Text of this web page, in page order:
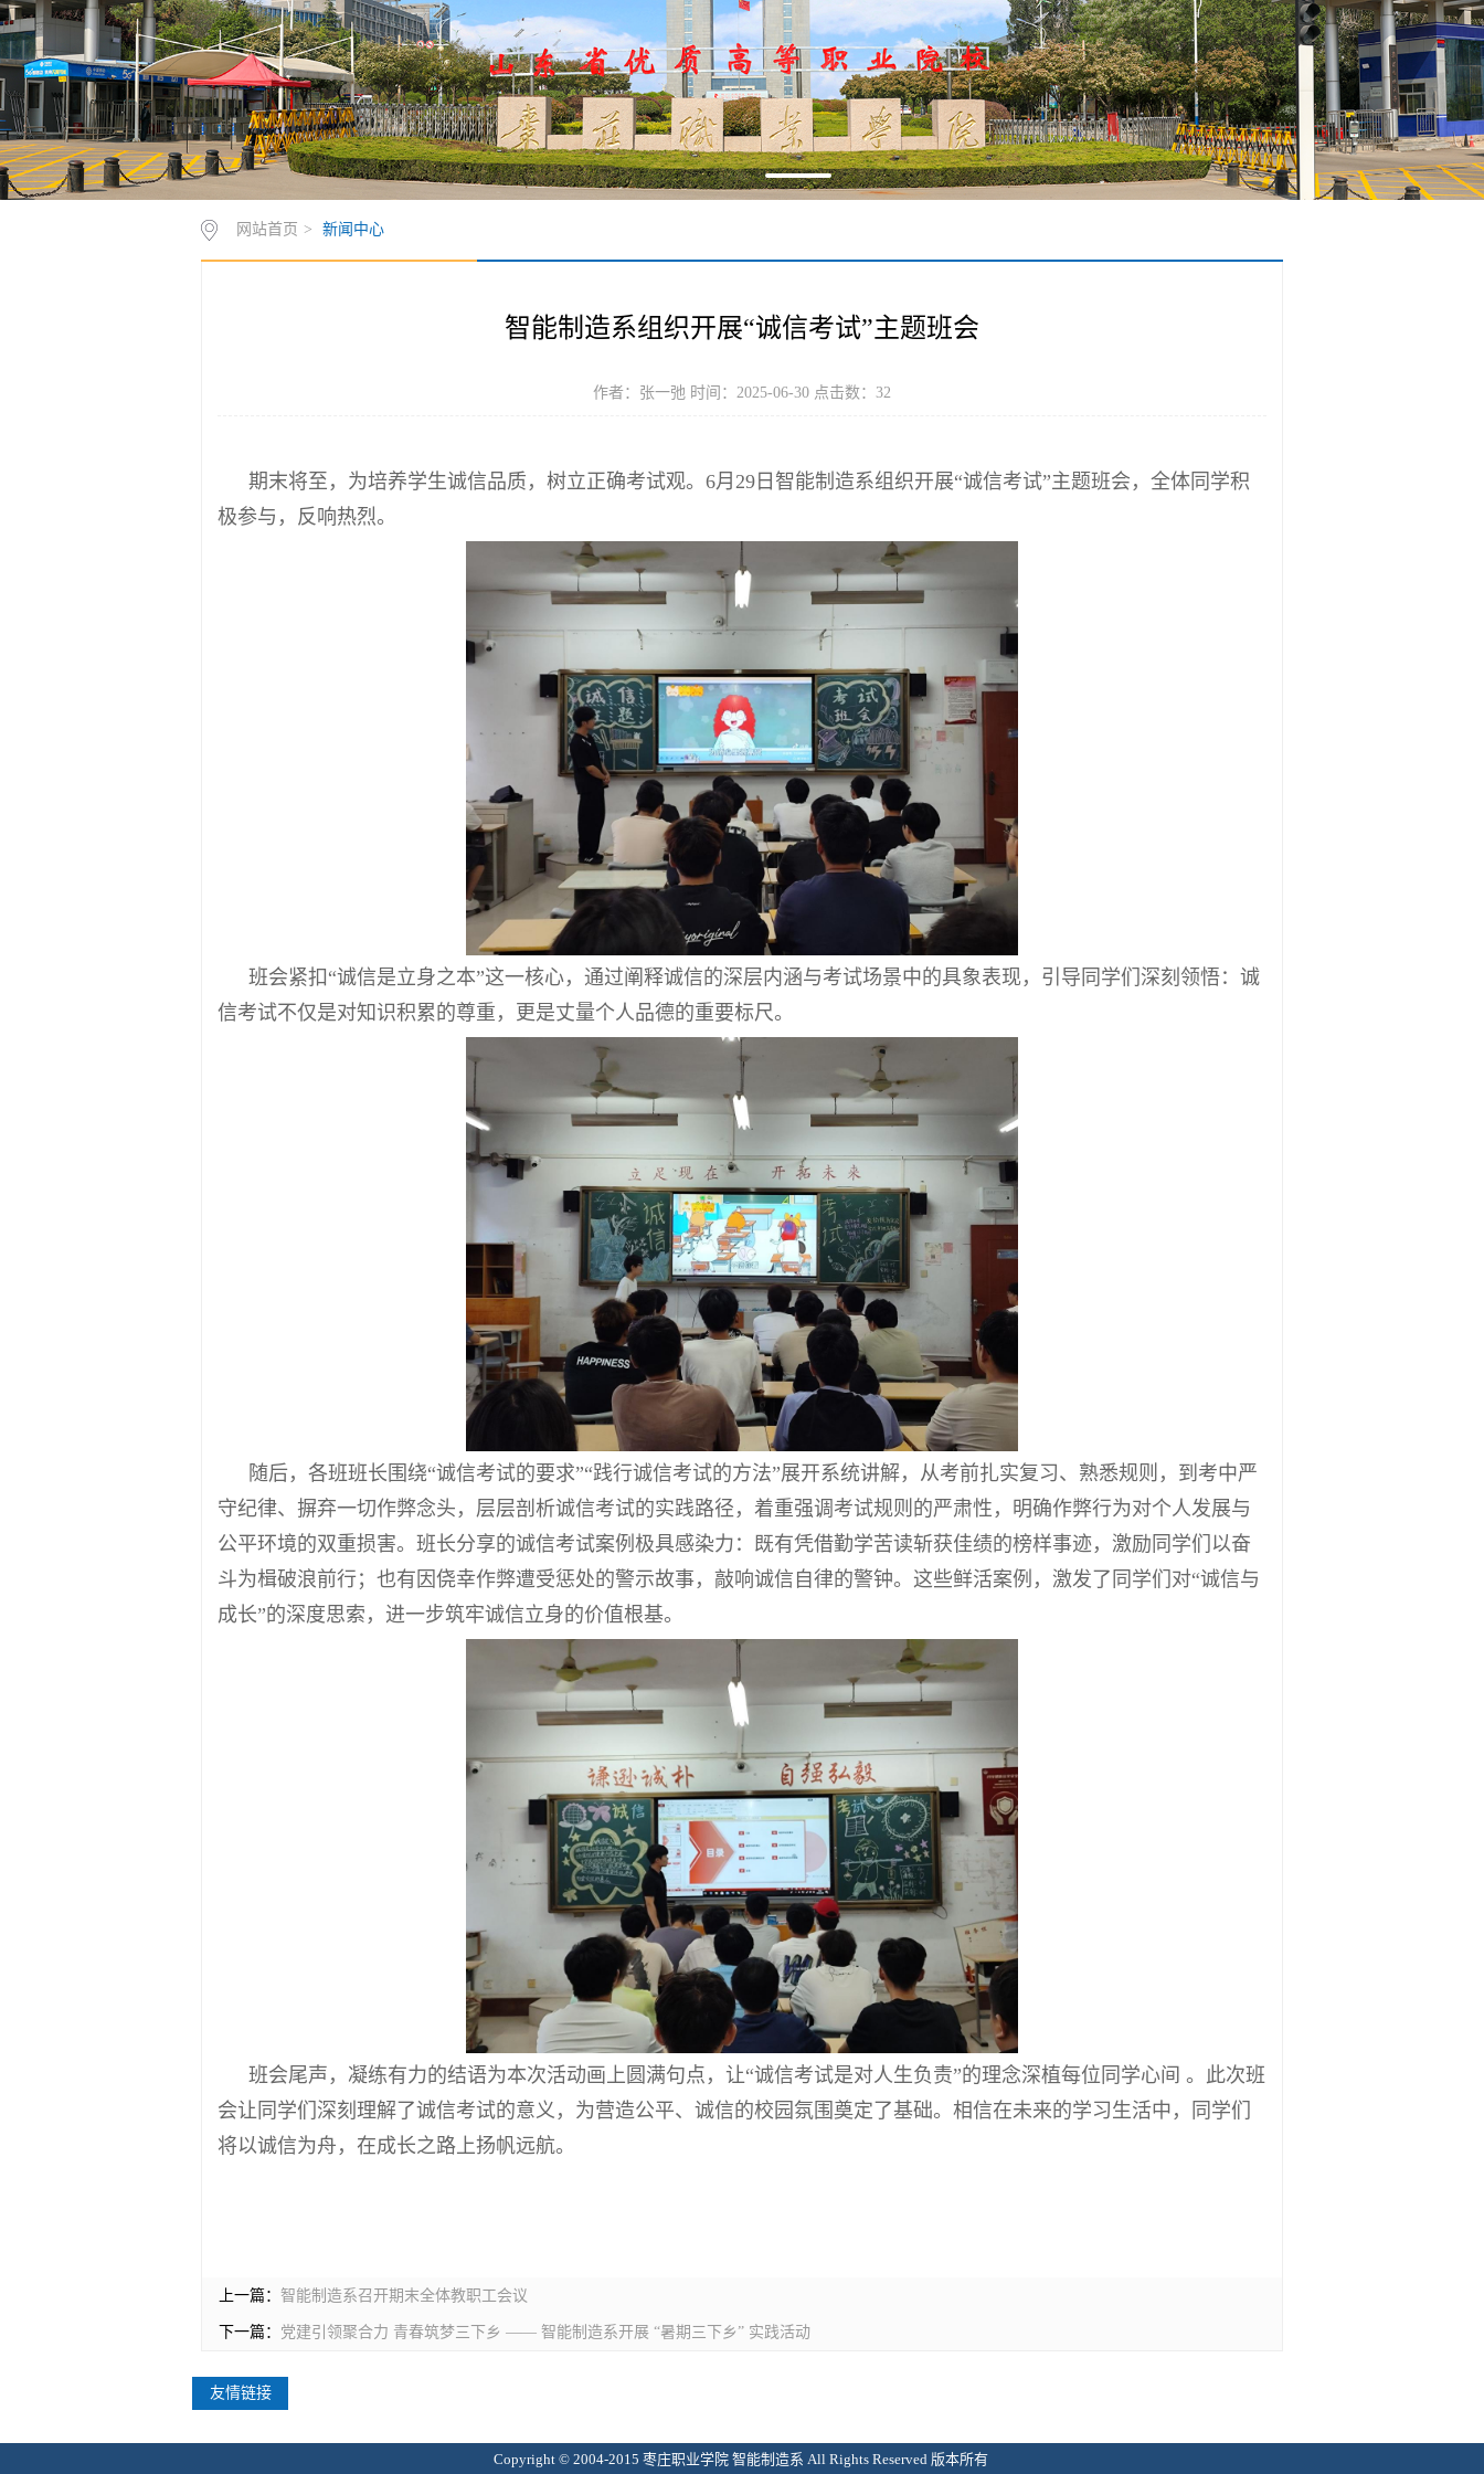
网站首页 > 新闻中心
智能制造系组织开展“诚信考试”主题班会
作者：张一弛 时间：2025-06-30 点击数： 32
期末将至，为培养学生诚信品质，树立正确考试观。6月29日智能制造系组织开展“诚信考试”主题班会，全体同学积
极参与，反响热烈。
班会紧扣“诚信是立身之本”这一核心，通过阐释诚信的深层内涵与考试场景中的具象表现，引导同学们深刻领悟：诚
信考试不仅是对知识积累的尊重，更是丈量个人品德的重要标尺。
随后，各班班长围绕“诚信考试的要求”“践行诚信考试的方法”展开系统讲解，从考前扎实复习、熟悉规则，到考中严
守纪律、摒弃一切作弊念头，层层剖析诚信考试的实践路径，着重强调考试规则的严肃性，明确作弊行为对个人发展与
公平环境的双重损害。班长分享的诚信考试案例极具感染力：既有凭借勤学苦读斩获佳绩的榜样事迹，激励同学们以奋
斗为楫破浪前行；也有因侥幸作弊遭受惩处的警示故事，敲响诚信自律的警钟。这些鲜活案例，激发了同学们对“诚信与
成长”的深度思索，进一步筑牢诚信立身的价值根基。
班会尾声，凝练有力的结语为本次活动画上圆满句点，让“诚信考试是对人生负责”的理念深植每位同学心间 。此次班
会让同学们深刻理解了诚信考试的意义，为营造公平、诚信的校园氛围奠定了基础。相信在未来的学习生活中，同学们
将以诚信为舟，在成长之路上扬帆远航。
上一篇： 智能制造系召开期末全体教职工会议
下一篇： 党建引领聚合力 青春筑梦三下乡 —— 智能制造系开展 “暑期三下乡” 实践活动
友情链接
Copyright © 2004-2015 枣庄职业学院 智能制造系 All Rights Reserved 版本所有